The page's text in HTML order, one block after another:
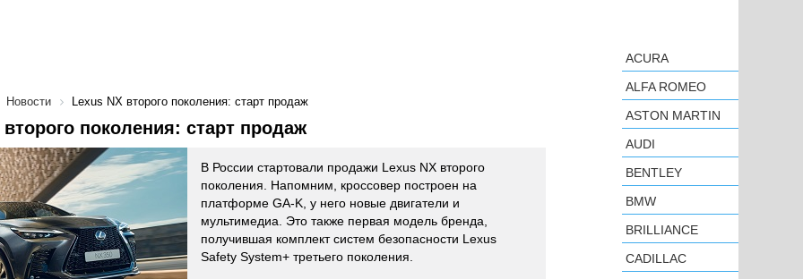
Новости Lexus NX второго поколения: старт продаж
второго поколения: старт продаж
В России стартовали продажи Lexus NX второго
поколения. Напомним, кроссовер построен на
платформе GA-K, у него новые двигатели и
мультимедиа. Это также первая модель бренда,
получившая комплект систем безопасности Lexus
Safety System+ третьего поколения.
ACURA
ALFA ROMEO
ASTON MARTIN
AUDI
BENTLEY
BMW
BRILLIANCE
CADILLAC